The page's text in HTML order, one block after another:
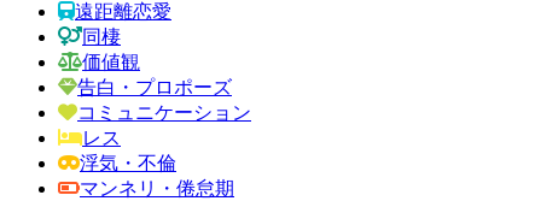
遠距離恋愛
同棲
価値観
告白・プロポーズ
コミュニケーション
レス
浮気・不倫
マンネリ・倦怠期